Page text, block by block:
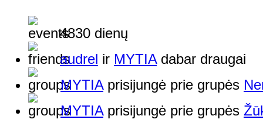
4830 dienų
audrel ir MYTIAdabar draugai
MYTIAprisijungė prie grupės
MYTIAprisijungė prie grupės